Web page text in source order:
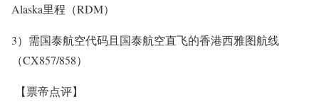
Alaska里程（RDM）
3）需国泰航空代码且国泰航空直飞的香港西雅图航线
（CX857/858）
【票帝点评】